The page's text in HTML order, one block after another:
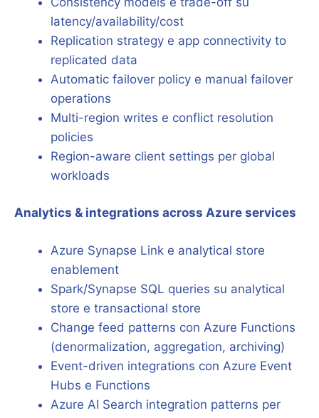
latency/availability/cost
Replication strategy e app connectivity to
replicated data
Automatic failover policy e manual failover
operations
Multi-region writes e conflict resolution
policies
Region-aware client settings per global
workloads
Analytics & integrations across Azure services
Azure Synapse Link e analytical store
enablement
Spark/Synapse SQL queries su analytical
store e transactional store
Change feed patterns con Azure Functions
(denormalization, aggregation, archiving)
Event-driven integrations con Azure Event
Hubs e Functions
Azure AI Search integration patterns per